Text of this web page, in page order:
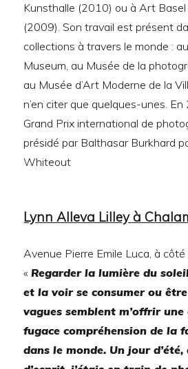
Kunsthalle (2010) ou à Art
(2009). Son travail est présent
collections à travers le monde :
Museum, au Musée de la
au Musée d’Art Moderne de la
n’en citer que quelques-unes.
Grand Prix international de
présidé par Balthasar Burkhard
Whiteout
Lynn Alleva Lilley à
Avenue Pierre Emile Luca, à
«Regarder la lumière du
et la voir se consumer ou
vagues semblent m’offrir
fugace compréhension de la
dans le monde. Un jour